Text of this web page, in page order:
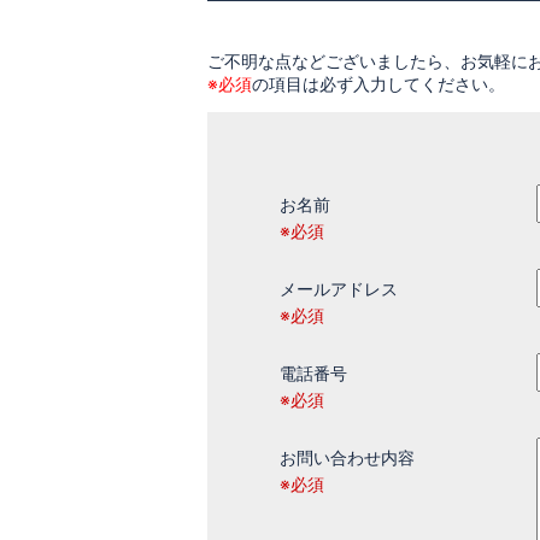
ご不明な点などございましたら、お気軽に
※必須の項目は必ず入力してください。
お名前
※必須
メールアドレス
※必須
電話番号
※必須
お問い合わせ内容
※必須